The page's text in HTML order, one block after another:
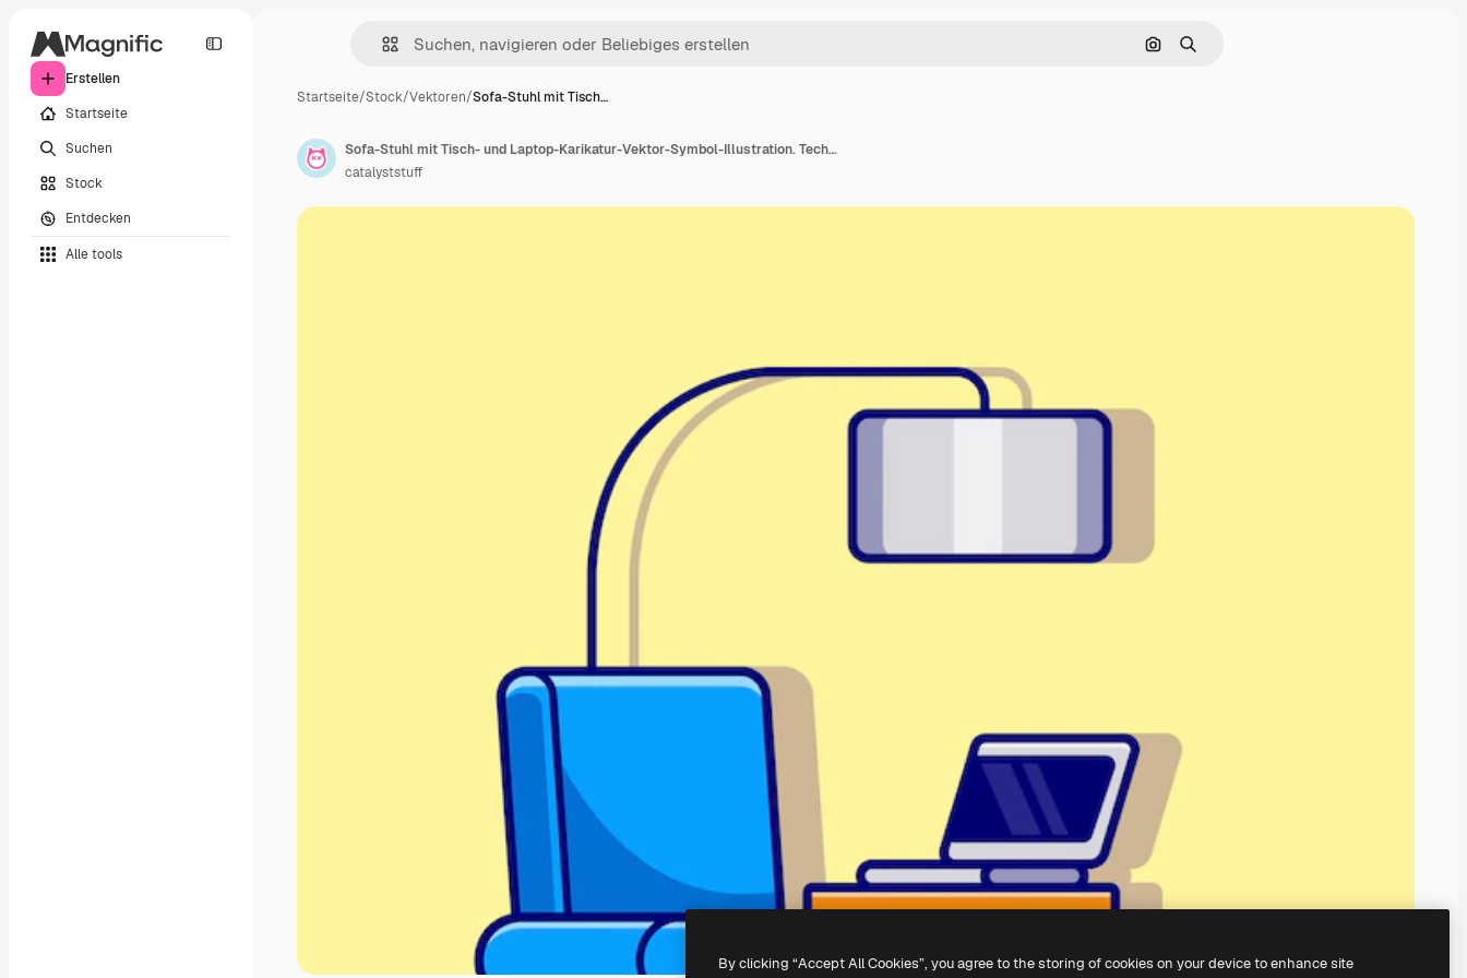
Erstellen
Startseite
Suchen
Stock
Entdecken
Alle tools
Nach Bild suchen
Suchen
Startseite/Stock/Vektoren/Sofa-Stuhl mit Tisch…
Sofa-Stuhl mit Tisch- und Laptop-Karikatur-Vektor-Symbol-Illustration. Technologie Indoor-Symbol-Konzept isoliert Premium-Vektor. Flacher Cartoon-Stil
catalyststuff
By clicking “Accept All Cookies”, you agree to the storing of cookies on your device to enhance site